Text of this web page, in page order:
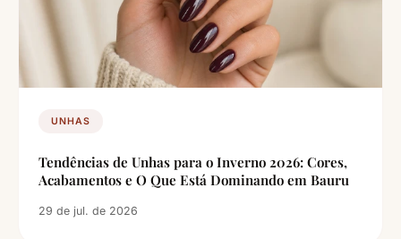
UNHAS
Tendências de Unhas para o Inverno 2026: Cores,
Acabamentos e O Que Está Dominando em Bauru
29 de jul. de 2026